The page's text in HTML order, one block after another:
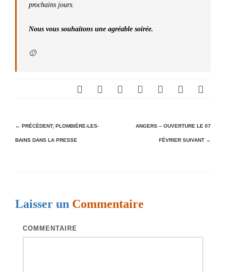
prochains jours.
Nous vous souhaitons une agréable soirée.
🙂
N
a
a
← PRÉCÉDENT; PLOMBIÈRE-LES-
BAINS DANS LA PRESSE
ANGERS – OUVERTURE LE 07
FÉVRIER SUIVANT →
Laisser un Commentaire
COMMENTAIRE